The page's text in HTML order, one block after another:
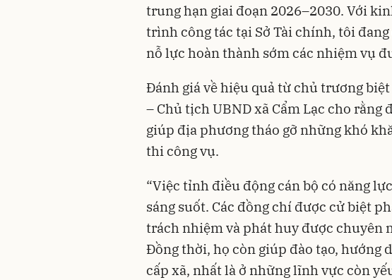
trung hạn giai đoạn 2026–2030. Với
trình công tác tại Sở Tài chính, tôi
nỗ lực hoàn thành sớm các nhiệm vụ
Đánh giá về hiệu quả từ chủ trương
– Chủ tịch UBND xã Cẩm Lạc cho
giúp địa phương tháo gỡ những khó
thi công vụ.
“Việc tỉnh điều động cán bộ có năng
sáng suốt. Các đồng chí được cử biệt
trách nhiệm và phát huy được chuyên
Đồng thời, họ còn giúp đào tạo, hướng
cấp xã, nhất là ở những lĩnh vực còn